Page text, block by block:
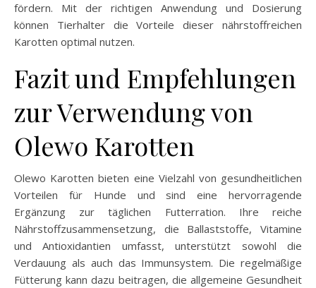
fördern. Mit der richtigen Anwendung und Dosierung
können Tierhalter die Vorteile dieser nährstoffreichen
Karotten optimal nutzen.
Fazit und Empfehlungen
zur Verwendung von
Olewo Karotten
Olewo Karotten bieten eine Vielzahl von gesundheitlichen
Vorteilen für Hunde und sind eine hervorragende
Ergänzung zur täglichen Futterration. Ihre reiche
Nährstoffzusammensetzung, die Ballaststoffe, Vitamine
und Antioxidantien umfasst, unterstützt sowohl die
Verdauung als auch das Immunsystem. Die regelmäßige
Fütterung kann dazu beitragen, die allgemeine Gesundheit